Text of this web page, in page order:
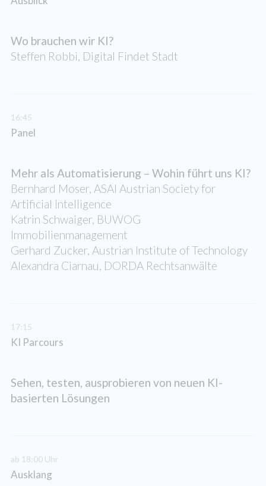
Wo brauchen wir KI?
Steffen Robbi, Digital Findet Stadt
16:45
Panel
Mehr als Automatisierung – Wohin führt uns KI?
Bernhard Moser, ASAI Austrian Society for
Artificial Intelligence
Katrin Schwaiger, BUWOG
Immobilienmanagement
Gerhard Zucker, Austrian Institute of Technology
Alexandra Ciarnau, DORDA Rechtsanwälte
17:15
KI Parcours
Sehen, testen, ausprobieren von neuen KI-
basierten Lösungen
ab 18:00 Uhr
Ausklang